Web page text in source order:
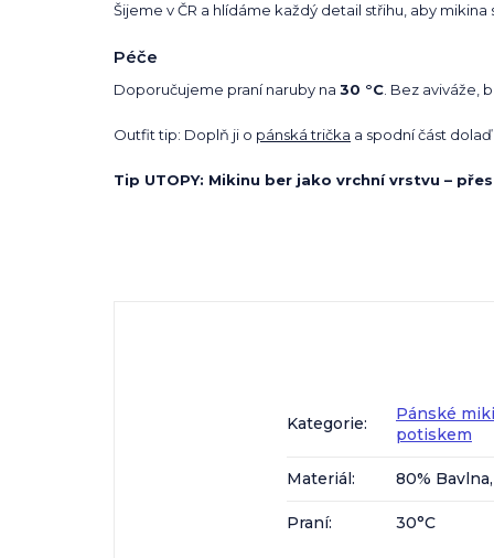
Šijeme v ČR a hlídáme každý detail střihu, aby
Péče
Doporučujeme praní naruby na 30 °C . Bez aviváže,
Outfit tip: Doplň ji o pánská trička a spodní část
Tip UTOPY: Mikinu ber jako vrchní vrstvu –
Kategorie:
Pánské
potiskem
Materiál: 80%
Praní: 30°C